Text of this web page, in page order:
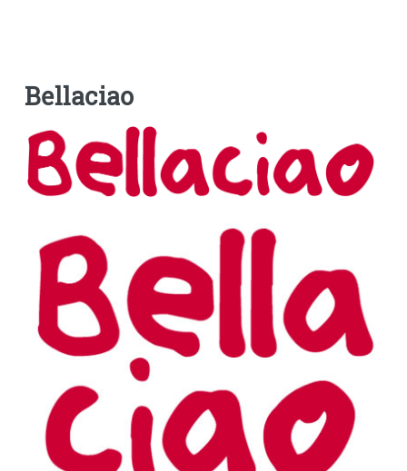
Bellaciao